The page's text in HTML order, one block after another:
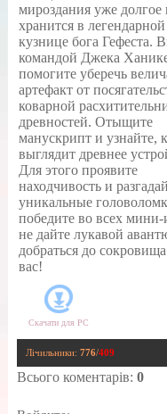
мироздания уже долгое
хранится в легендарной
кузнице бога Гефеста.
командой Джека
помогите уберечь
артефакт от
коварной
древностей. Отыщите
манускрипт и узнайте,
выглядит древнее
Для этого проявите
находчивость и
уникальные
победите во всех мини-
не дайте лукавой
добраться до
вас!
Скачати для PC
Лічильники: 776/409
Всього коментарів: 0